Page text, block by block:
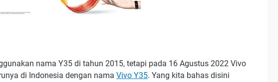
nama Y35 di tahun 2015, tetapi pada 16 Agustus 2022 Vivo
di Indonesia dengan nama Vivo Y35. Yang kita bahas disini